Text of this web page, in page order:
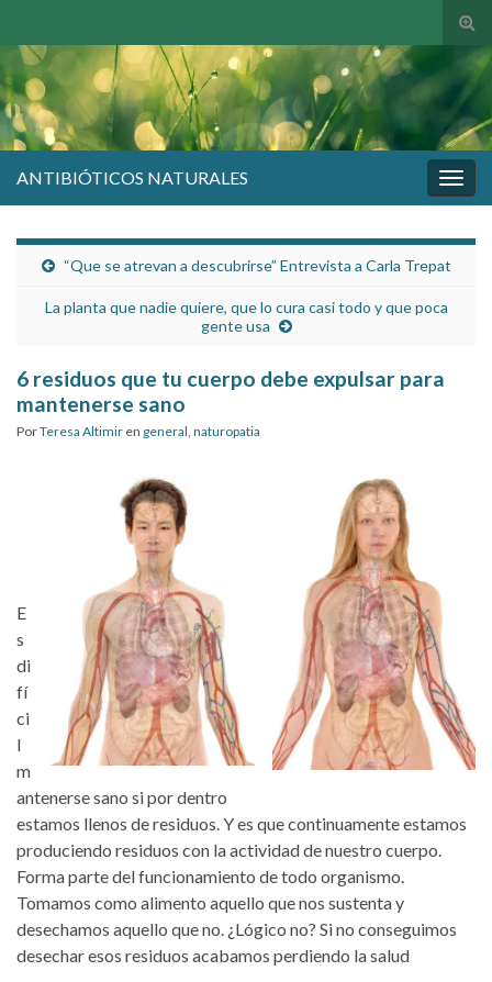
de
la
ANTIBIÓTICOS NATURALES
“Que se atrevan a descubrirse” Entrevista a Carla Trepat
La planta que nadie quiere, que lo cura casi todo y que poca
gente usa
6 residuos que tu cuerpo debe expulsar para
mantenerse sano
PorTeresa Altimir en general naturopatia
E
s
di
fí
ci
l
m
antenerse sano si por dentro
estamos llenos de residuos. Y es que continuamente estamos
produciendo residuos con la actividad de nuestro cuerpo.
Forma parte del funcionamiento de todo organismo.
Tomamos como alimento aquello que nos sustenta y
desechamos aquello que no. ¿Lógico no? Si no conseguimos
desechar esos residuos acabamos perdiendo la salud